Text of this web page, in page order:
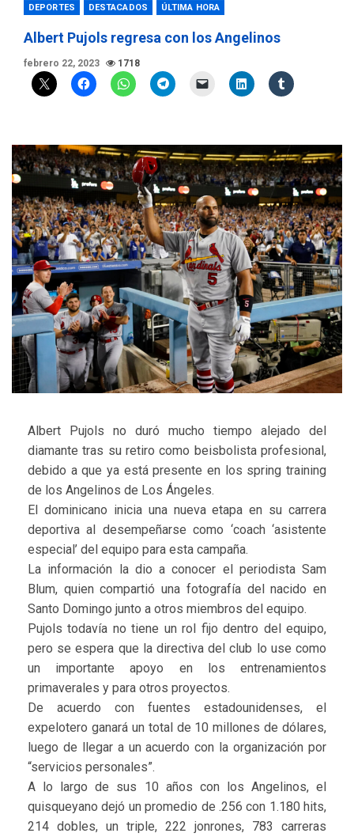
DEPORTES DESTACADOS ÚLTIMA HORA
Albert Pujols regresa con los Angelinos
febrero 22, 2023 1718
Albert Pujols no duró mucho tiempo alejado del
diamante tras su retiro como beisbolista profesional,
debido a que ya está presente en los spring training
de los Angelinos de Los Ángeles.
El dominicano inicia una nueva etapa en su carrera
deportiva al desempeñarse como ‘coach ‘asistente
especial’ del equipo para esta campaña.
La información la dio a conocer el periodista Sam
Blum, quien compartió una fotografía del nacido en
Santo Domingo junto a otros miembros del equipo.
Pujols todavía no tiene un rol fijo dentro del equipo,
pero se espera que la directiva del club lo use como
un importante apoyo en los entrenamientos
primaverales y para otros proyectos.
De acuerdo con fuentes estadounidenses, el
expelotero ganará un total de 10 millones de dólares,
luego de llegar a un acuerdo con la organización por
“servicios personales”.
A lo largo de sus 10 años con los Angelinos, el
quisqueyano dejó un promedio de .256 con 1.180 hits,
214 dobles, un triple, 222 jonrones, 783 carreras